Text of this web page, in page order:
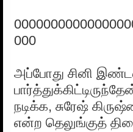
000
அப்போது சினி
நடிக்க, சுரேஷ்
என்ற தெலுங்குத்